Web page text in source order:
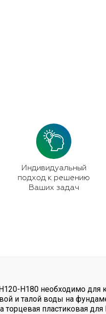
Индивидуальный
подход к решению
Ваших задач
Н180 необходимо для
и талой воды на
торцевая пластиковая